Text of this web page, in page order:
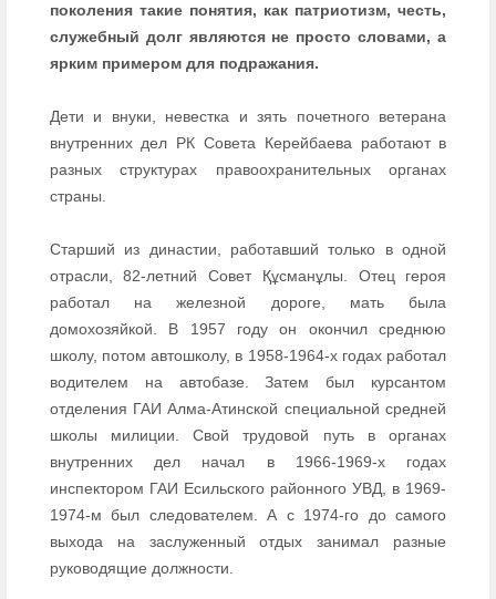
поколения такие понятия, как патриотизм, честь,
служебный долг являются не просто словами, а
ярким примером для подражания.
Дети и внуки, невестка и зять почетного ветерана
внутренних дел РК Совета Керейбаева работают в
разных структурах правоохранительных органах
страны.
Старший из династии, работавший только в одной
отрасли, 82-летний Совет Құсманұлы. Отец героя
работал на железной дороге, мать была
домохозяйкой. В 1957 году он окончил среднюю
школу, потом автошколу, в 1958-1964-х годах работал
водителем на автобазе. Затем был курсантом
отделения ГАИ Алма-Атинской специальной средней
школы милиции. Свой трудовой путь в органах
внутренних дел начал в 1966-1969-х годах
инспектором ГАИ Есильского районного УВД, в 1969-
1974-м был следователем. А с 1974-го до самого
выхода на заслуженный отдых занимал разные
руководящие должности.